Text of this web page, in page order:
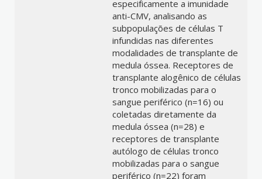
especificamente a imunidade
anti-CMV, analisando as
subpopulações de células T
infundidas nas diferentes
modalidades de transplante de
medula óssea. Receptores de
transplante alogênico de células
tronco mobilizadas para o
sangue periférico (n=16) ou
coletadas diretamente da
medula óssea (n=28) e
receptores de transplante
autólogo de células tronco
mobilizadas para o sangue
periférico (n=22) foram